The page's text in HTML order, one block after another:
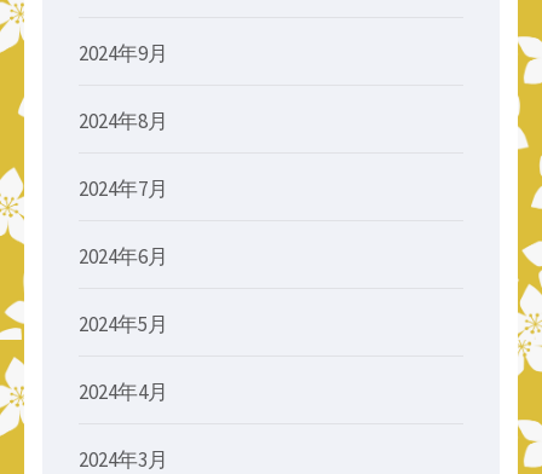
2024年9月
2024年8月
2024年7月
2024年6月
2024年5月
2024年4月
2024年3月